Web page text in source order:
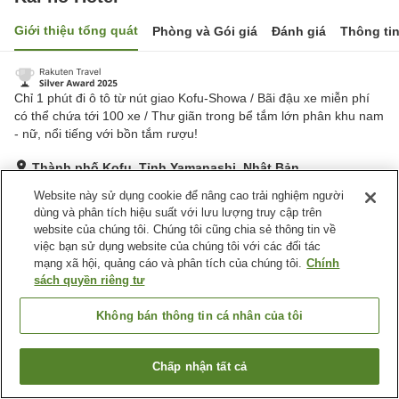
Giới thiệu tổng quát Phòng và Gói giá Đánh giá Thông
Chỉ 1 phút đi ô tô từ nút giao Kofu-Showa / Bãi đậu xe miễn phí
có thể chứa tới 100 xe / Thư giãn trong bể tắm lớn phân khu nam
- nữ, nổi tiếng với bồn tắm rượu!
Thành phố Kofu, Tỉnh Yamanashi, Nhật Bản
Tuyệt vời Đánh giá:690 lượt
Tiện nghi chỗ nghỉ
Quầy izakaya
Tìm phòng trống
Website này sử dụng cookie để nâng cao trải nghiệm người
dùng và phân tích hiệu suất với lưu lượng truy cập trên
website của chúng tôi. Chúng tôi cũng chia sẻ thông tin về
việc bạn sử dụng website của chúng tôi với các đối tác
mạng xã hội, quảng cáo và phân tích của chúng tôi. Chính
sách quyền riêng tư
Không bán thông tin cá nhân của tôi
Chấp nhận tất cả